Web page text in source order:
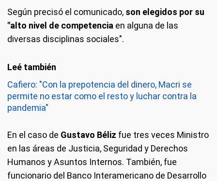
Según precisó el comunicado, son elegidos por su
"alto nivel de competencia en alguna de las
diversas disciplinas sociales".
Cafiero: "Con la prepotencia del dinero, Macri se
permite no estar como el resto y luchar contra la
pandemia"
En el caso de Gustavo Béliz fue tres veces Ministro
en las áreas de Justicia, Seguridad y Derechos
Humanos y Asuntos Internos. También, fue
funcionario del Banco Interamericano de Desarrollo